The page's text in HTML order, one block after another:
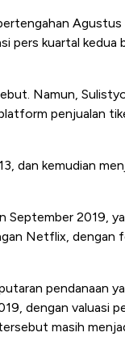
Agustus
pers kuartal kedua
Namun,
penjualan
dan kemudian
September 2019,
Netflix, dengan
pendanaan
dengan valuasi
masih
Panas Kinerja